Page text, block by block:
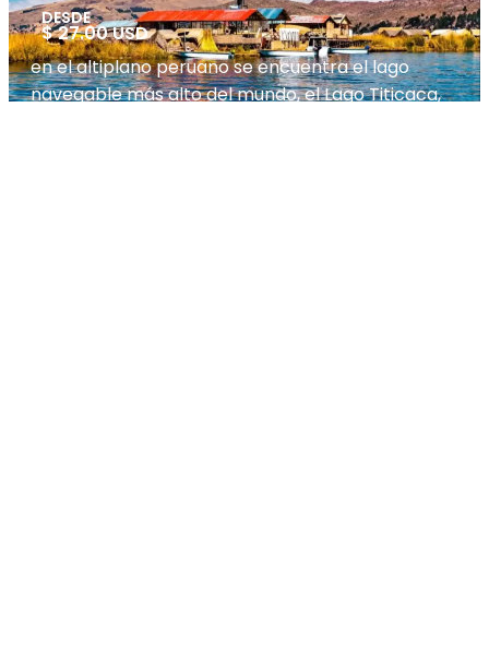
DESDE
$ 27.00 USD
en el altiplano peruano se encuentra el lago
navegable más alto del mundo, el Lago Titicaca,